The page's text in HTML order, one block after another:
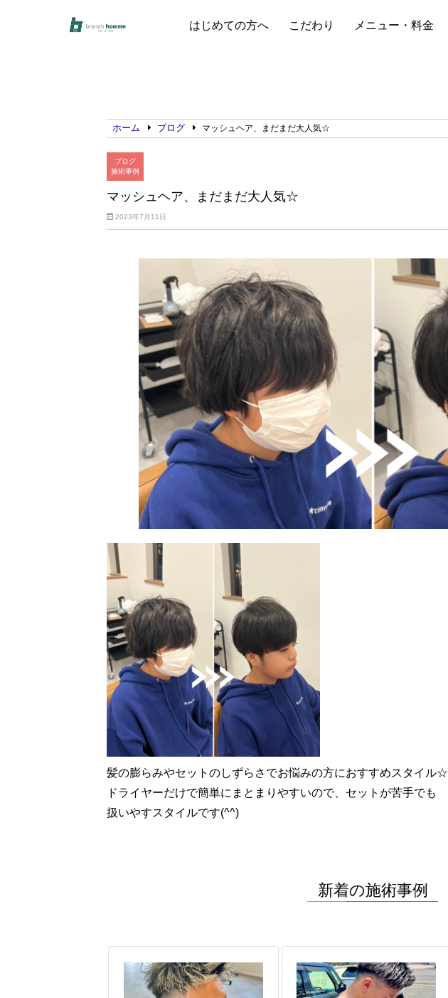
はじめての方へ こだわり メニュー・料金
ホーム ブログ マッシュヘア、まだまだ大人気☆
ブログ
施術事例
マッシュヘア、まだまだ大人気☆
2023年7月11日
髪の膨らみやセットのしずらさでお悩みの方におすすめスタイル☆
ドライヤーだけで簡単にまとまりやすいので、セットが苦手でも
扱いやすスタイルです(^^)
新着の施術事例